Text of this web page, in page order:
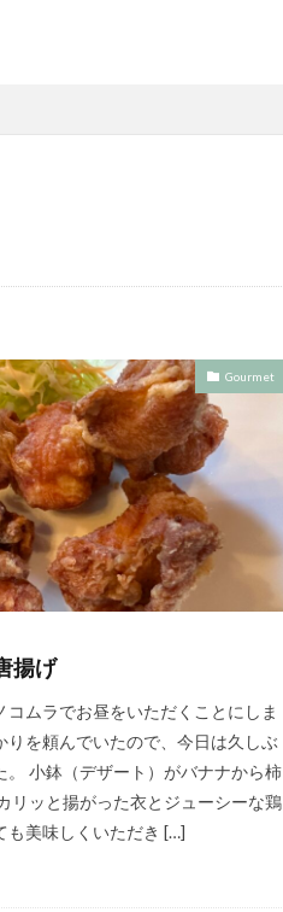
Gourmet
揚げ
コムラでお昼をいただくことにしま
りを頼んでいたので、今日は久しぶ
。 小鉢（デザート）がバナナから柿
リッと揚がった衣とジューシーな鶏
も美味しくいただき […]